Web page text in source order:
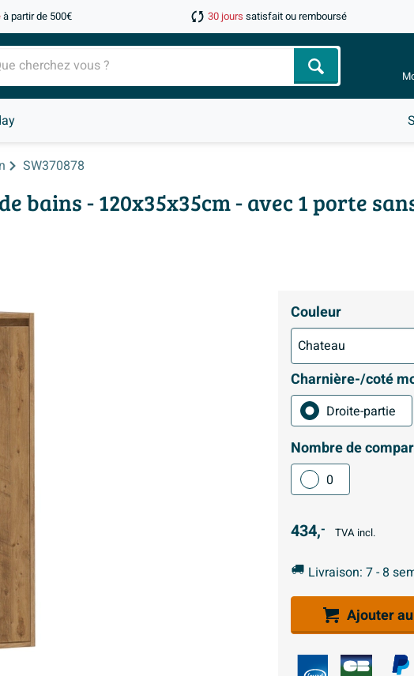
à partir de 500€ 30 jours satisfait ou remboursé
Chercher
SW370878
bains - 120x35x35cm - avec 1 porte
Couleur
Charnière-/coté
Droite-partie
Nombre de
0
434,- TVA incl.
Livraison: 7 - 8
Ajouter